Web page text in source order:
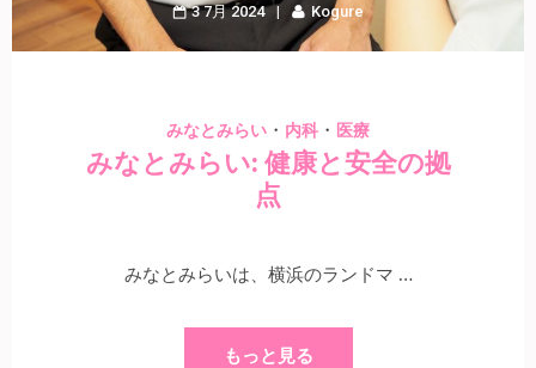
3 7月 2024 Kogure
みなとみらい ・ 内科 ・ 医療
みなとみらい: 健康と安全の拠
点
みなとみらいは、横浜のランドマ …
もっと見る